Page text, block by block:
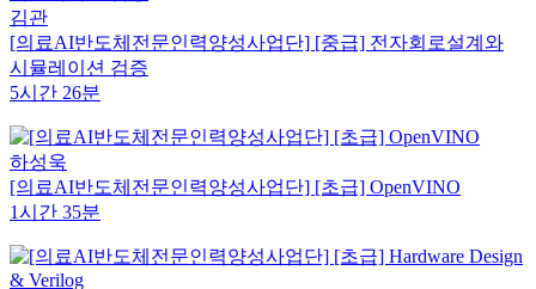
김관
[의료AI반도체전문인력양성사업단] [중급] 전자회로설계와
시뮬레이션 검증
5시간 26분
하성욱
[의료AI반도체전문인력양성사업단] [초급] OpenVINO
1시간 35분